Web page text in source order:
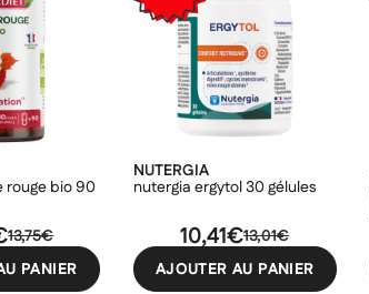
rouge bio 90
13,75€
PANIER
NUTERGIA
nutergia ergytol 30 gélules
13,01€
10,41€
AJOUTER AU PANIER